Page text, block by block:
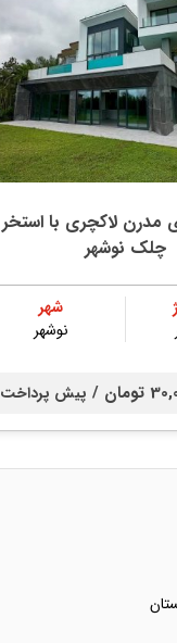
مدرن لاکچری با استخر
چلک نوشهر
شهر
نوشهر
/ پیش پرداخت